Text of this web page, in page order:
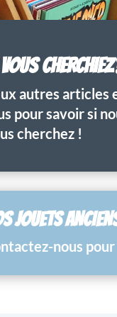
autres articles
pour savoir si
cherchez !
JOUETS
nous